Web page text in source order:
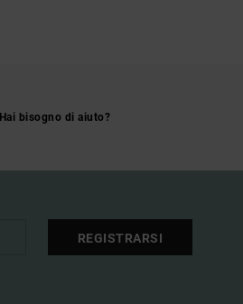
Hai bisogno di aiuto?
REGISTRARSI